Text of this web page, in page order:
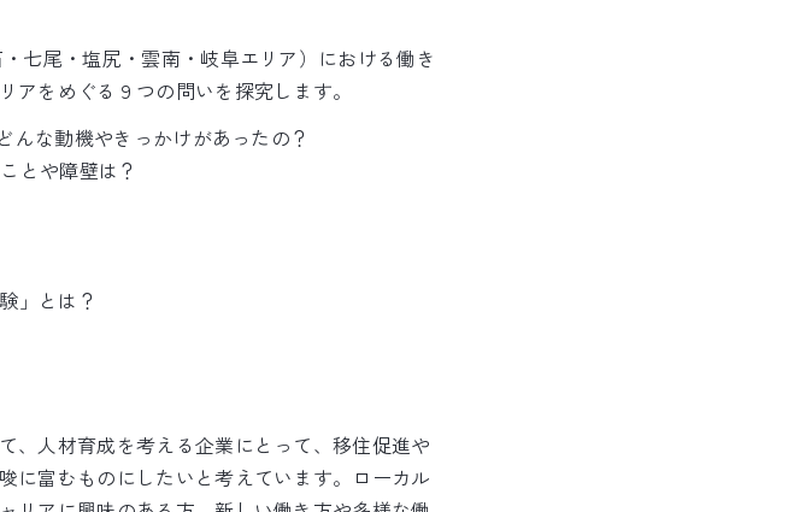
七尾・塩尻・雲南・岐阜エリア）における働き
アをめぐる９つの問いを探究します。
んな動機やきっかけがあったの？
とや障壁は？
」とは？
、人材育成を考える企業にとって、移住促進や
に富むものにしたいと考えています。ローカル